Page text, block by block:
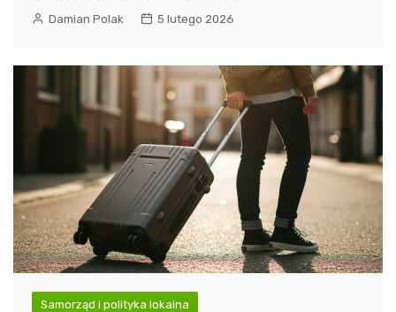
Damian Polak 5 lutego 2026
Samorząd i polityka lokalna